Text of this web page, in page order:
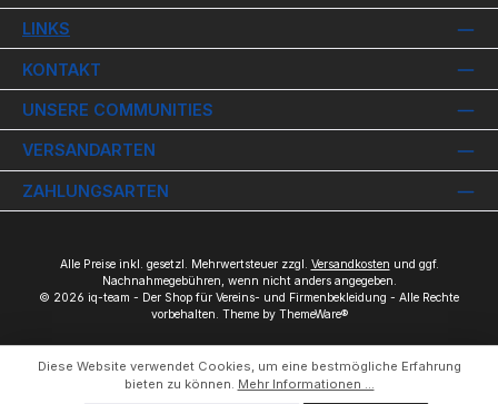
LINKS
KONTAKT
UNSERE COMMUNITIES
VERSANDARTEN
ZAHLUNGSARTEN
Alle Preise inkl. gesetzl. Mehrwertsteuer zzgl. Versandkosten und ggf.
Nachnahmegebühren, wenn nicht anders angegeben.
© 2026 iq-team - Der Shop für Vereins- und Firmenbekleidung - Alle Rechte
vorbehalten. Theme by ThemeWare®
Diese Website verwendet Cookies, um eine bestmögliche Erfahrung
bieten zu können. Mehr Informationen ...